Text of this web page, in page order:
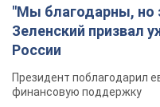
"Мы благодарны, но
Зеленский призвал
России
Президент поблагодарил
финансовую поддержку